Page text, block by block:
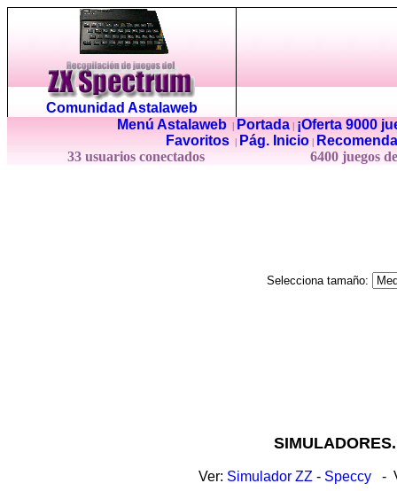
Comunidad Astalaweb
Menú Astalaweb| Portada|
¡Oferta 9000
Favoritos
Pág. Inicio
33 usuarios conectados
6400 juegos
Selecciona tamaño:
Ver: Simulador ZZ - Speccy -